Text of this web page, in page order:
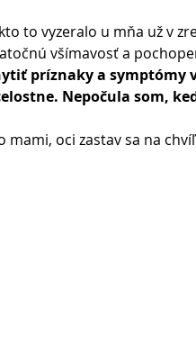
to vyzeralo u mňa už v
všímavosť a
príznaky a symptómy
Nepočula som,
mami, oci zastav sa na